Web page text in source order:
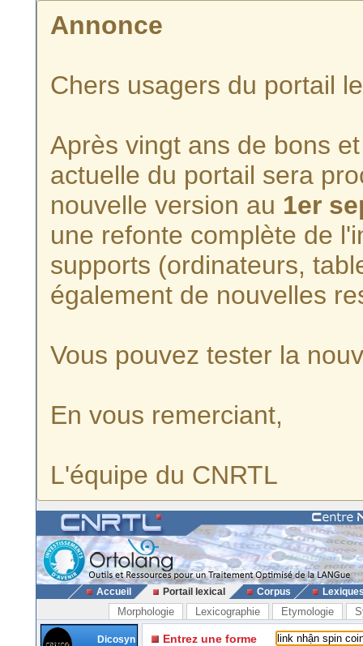
Annonce
Chers usagers du portail
Après vingt ans de bons
actuelle du portail sera
nouvelle version au 1er
une refonte complète de
supports (ordinateurs,
également de nouvelles
Vous pouvez tester la
En vous remerciant,
L'équipe du CNRTL
Accueil Portail lexical Corpus
Morphologie Lexicographie Etymologie
Dicosyn
Entrez une forme